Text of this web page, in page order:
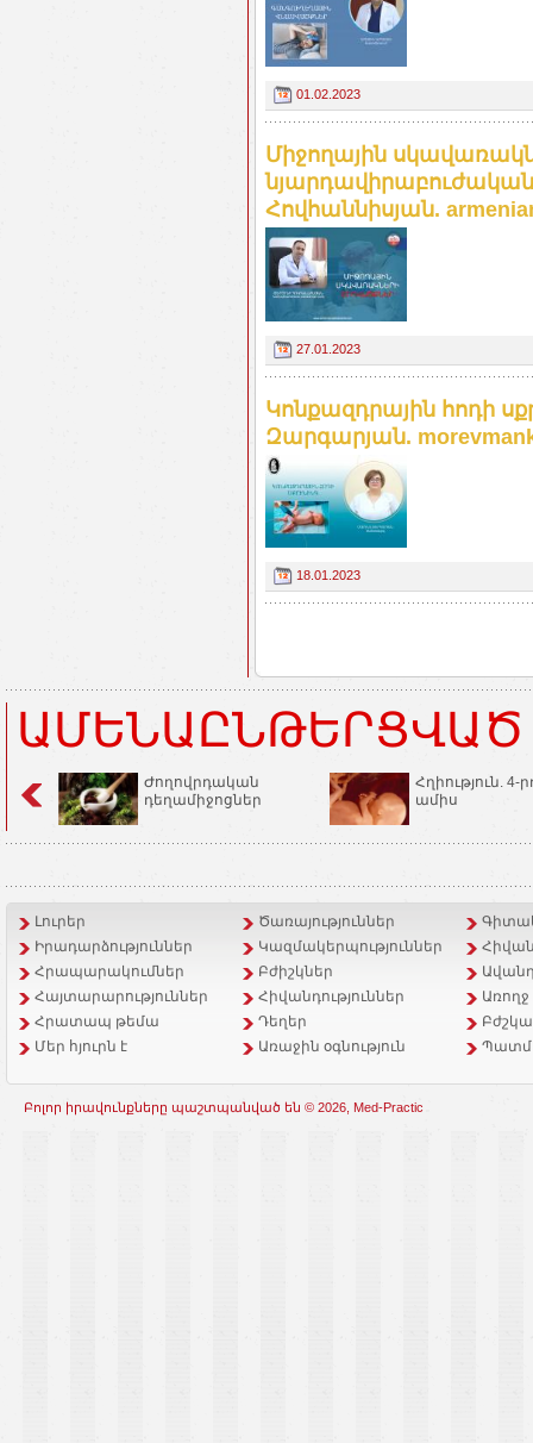
01.02.2023
Միջողային
նյարդավիրաբուժական
Հովհաննիսյան.
27.01.2023
Կոնքազդրային հոդի
Զարգարյան.
18.01.2023
Ժողովրդական
դեղամիջոցներ
Հղիություն. 4-
ամիս
Լուրեր Ծառայություններ
Իրադարձություններ
Կազմակերպություններ
Հրապարակումներ
Բժիշկներ
Հայտարարություններ
Հիվանդություններ
Հրատապ թեմա
Դեղեր
Մեր հյուրն է
Առաջին օգնություն
Բոլոր իրավունքները պաշտպանված են © 2026, Med-Practic